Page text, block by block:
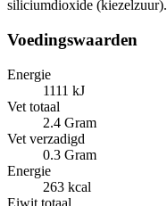
siliciumdioxide (kiezelzuur).
Voedingswaarden
Energie
1111 kJ
Vet totaal
2.4 Gram
Vet verzadigd
0.3 Gram
Energie
263 kcal
Eiwit totaal